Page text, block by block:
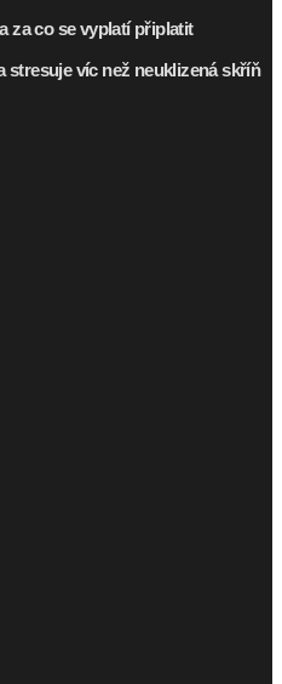
za co se vyplatí připlatit
stresuje víc než neuklizená skříň